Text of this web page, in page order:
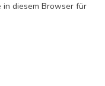
in diesem Browser für